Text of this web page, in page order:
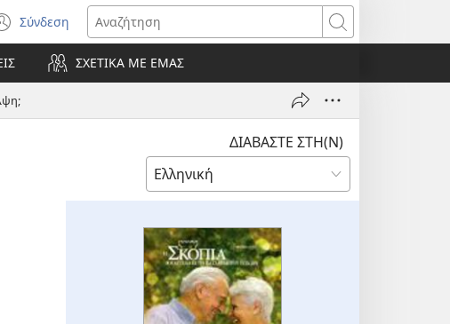
Σύνδεση
(ανοίγει
νέο
παράθυρο)
Αναζήτηση
ΣΧΕΤΙΚΑ ΜΕ ΕΜΑΣ
ΔΙΑΒΑΣΤΕ ΣΤΗ(Ν)